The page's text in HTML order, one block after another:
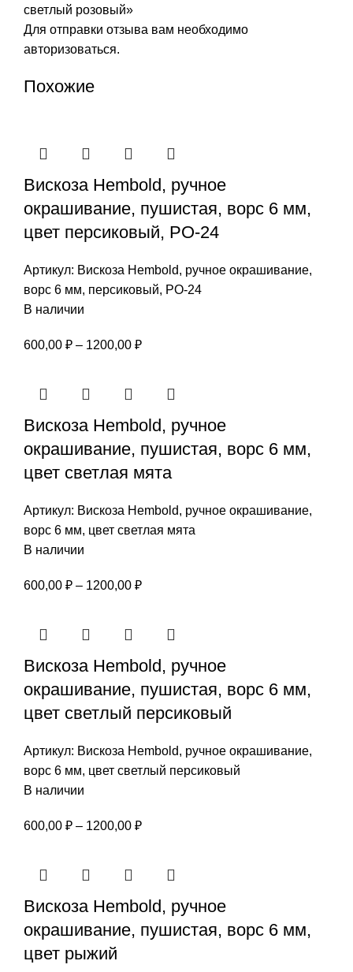
светлый розовый»
Для отправки отзыва вам необходимо
авторизоваться.
Похожие
Вискоза Hembold, ручное
окрашивание, пушистая, ворс 6 мм,
цвет персиковый, РО-24
Артикул: Вискоза Hembold, ручное окрашивание,
ворс 6 мм, персиковый, РО-24
В наличии
600,00 ₽ – 1200,00 ₽Диапазон
1200,00 ₽
Вискоза Hembold, ручное
окрашивание, пушистая, ворс 6 мм,
цвет светлая мята
Артикул: Вискоза Hembold, ручное окрашивание,
ворс 6 мм, цвет светлая мята
В наличии
600,00 ₽ – 1200,00 ₽Диапазон
1200,00 ₽
Вискоза Hembold, ручное
окрашивание, пушистая, ворс 6 мм,
цвет светлый персиковый
Артикул: Вискоза Hembold, ручное окрашивание,
ворс 6 мм, цвет светлый персиковый
В наличии
600,00 ₽ – 1200,00 ₽Диапазон
1200,00 ₽
Вискоза Hembold, ручное
окрашивание, пушистая, ворс 6 мм,
цвет рыжий